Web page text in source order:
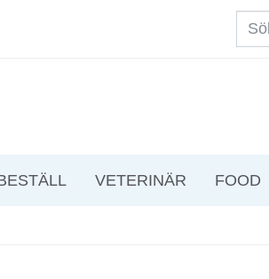
VETERINÄR FOOD